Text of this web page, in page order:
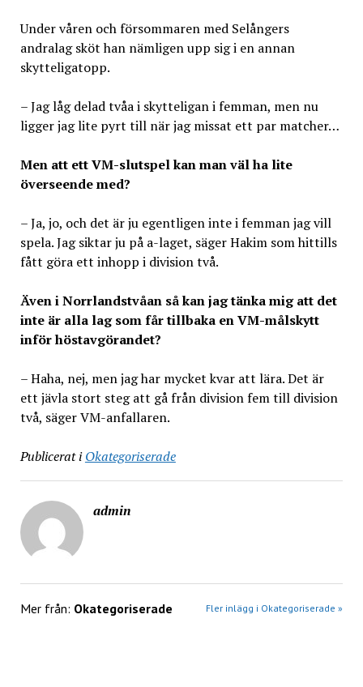
Under våren och försommaren med Selångers
andralag sköt han nämligen upp sig i en annan
skytteligatopp.
– Jag låg delad tvåa i skytteligan i femman, men nu
ligger jag lite pyrt till när jag missat ett par matcher…
Men att ett VM-slutspel kan man väl ha lite
överseende med?
– Ja, jo, och det är ju egentligen inte i femman jag vill
spela. Jag siktar ju på a-laget, säger Hakim som hittills
fått göra ett inhopp i division två.
Även i Norrlandstvåan så kan jag tänka mig att det
inte är alla lag som får tillbaka en VM-målskytt
inför höstavgörandet?
– Haha, nej, men jag har mycket kvar att lära. Det är
ett jävla stort steg att gå från division fem till division
två, säger VM-anfallaren.
Publicerat i Okategoriserade
admin
Mer från: Okategoriserade Fler inlägg i Okategoriserade »